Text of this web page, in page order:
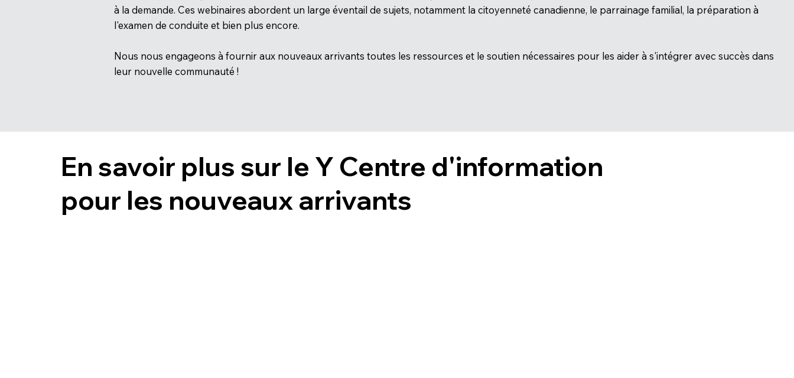
à la demande. Ces webinaires abordent un large éventail de sujets, notamment la citoyenneté canadienne, le parrainage familial, la préparation à
l'examen de conduite et bien plus encore.
Nous nous engageons à fournir aux nouveaux arrivants toutes les ressources et le soutien nécessaires pour les aider à s'intégrer avec succès dans
leur nouvelle communauté !
En savoir plus sur le Y Centre d'information
pour les nouveaux arrivants